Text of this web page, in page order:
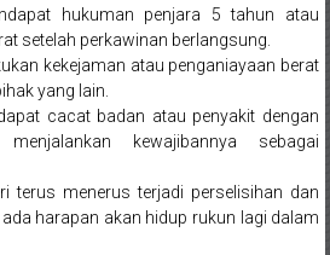
hukuman penjara 5 tahun atau
setelah perkawinan berlangsung.
kekejaman atau penganiayaan berat
yang lain.
cacat badan atau penyakit dengan
kewajibannya sebagai
terus menerus terjadi perselisihan dan
harapan akan hidup rukun lagi dalam